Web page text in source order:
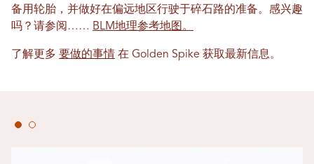
备用轮胎，并做好在偏远地区行驶于碎石路的准备。感兴趣
吗？请参阅…… BLM地理参考地图。
了解更多 要做的事情 在 Golden Spike 获取最新信息。